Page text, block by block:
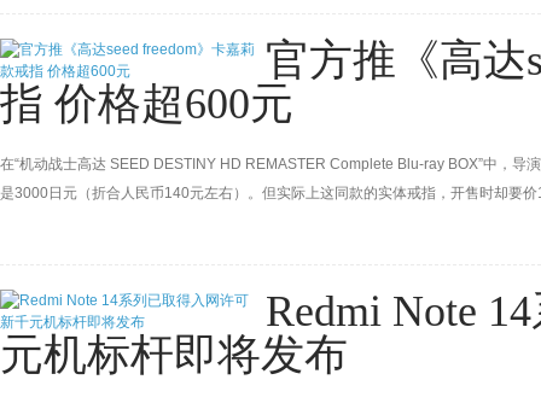
官方推《高达
指 价格超600元
在“机动战士高达 SEED DESTINY HD REMASTER Complete Blu-ray BOX”中，
是3000日元（折合人民币140元左右）。但实际上这同款的实体戒指，开售时却要
Redmi Note
元机标杆即将发布